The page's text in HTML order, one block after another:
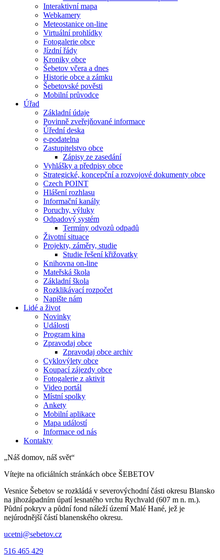
Interaktivní mapa
Webkamery
Meteostanice on-line
Virtuální prohlídky
Fotogalerie obce
Jízdní řády
Kroniky obce
Šebetov včera a dnes
Historie obce a zámku
Šebetovské pověsti
Mobilní průvodce
Úřad
Základní údaje
Povinně zveřejňované informace
Úřední deska
e-podatelna
Zastupitelstvo obce
Zápisy ze zasedání
Vyhlášky a předpisy obce
Strategické, koncepční a rozvojové dokumenty obce
Czech POINT
Hlášení rozhlasu
Informační kanály
Poruchy, výluky
Odpadový systém
Termíny odvozů odpadů
Životní situace
Projekty, záměry, studie
Studie řešení křižovatky
Knihovna on-line
Mateřská škola
Základní škola
Rozklikávací rozpočet
Napište nám
Lidé a život
Novinky
Události
Program kina
Zpravodaj obce
Zpravodaj obce archiv
Cyklovýlety obce
Koupací zájezdy obce
Fotogalerie z aktivit
Video portál
Místní spolky
Ankety
Mobilní aplikace
Mapa událostí
Informace od nás
Kontakty
„Náš domov, náš svět“
Vítejte na oficiálních stránkách obce ŠEBETOV
Vesnice Šebetov se rozkládá v severovýchodní části okresu Blansko
na jihozápadním úpatí lesnatého vrchu Rychvald (607 m n. m.).
Půdní pokryv a půdní fond náleží území Malé Hané, jež je
nejúrodnější částí blanenského okresu.
ucetni@sebetov.cz
516 465 429